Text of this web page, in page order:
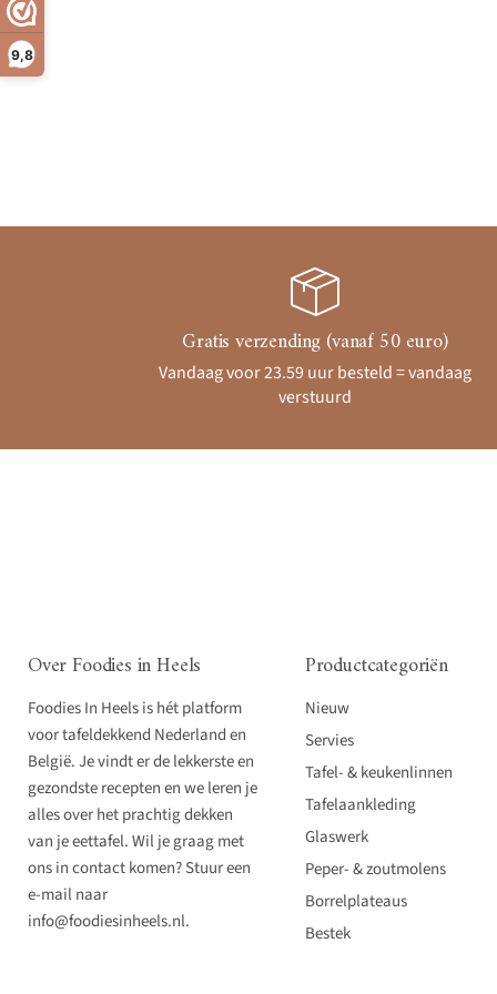
9,8
Gratis verzending (vanaf 50 euro)
Vandaag voor 23.59 uur besteld = vandaag
verstuurd
Over Foodies in Heels
Foodies In Heels is hét platform
voor tafeldekkend Nederland en
België. Je vindt er de lekkerste en
gezondste recepten en we leren je
alles over het prachtig dekken
van je eettafel. Wil je graag met
ons in contact komen? Stuur een
e-mail naar
info@foodiesinheels.nl.
Productcategoriën
Nieuw
Servies
Tafel- & keukenlinnen
Tafelaankleding
Glaswerk
Peper- & zoutmolens
Borrelplateaus
Bestek